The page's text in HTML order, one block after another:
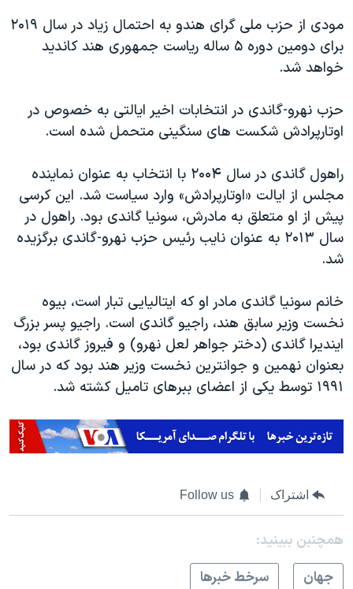
سفر پرزیدنت ترامپ به چین
مودی از حزب ملی گرای هندو به احتمال زیاد در سال ۲۰۱۹
برای دومین دوره ۵ ساله ریاست جمهوری هند کاندید
خواهد شد.
حزب نهرو-گاندی در انتخابات اخیر ایالتی به خصوص در
اوتارپرادش شکست های سنگینی متحمل شده است.
راهول گاندی در سال ۲۰۰۴ با انتخاب به عنوان نماینده
مجلس از ایالت «اوتارپرادش» وارد سیاست شد. این کرسی
پیش از او متعلق به مادرش، سونیا گاندی بود. راهول در
سال ۲۰۱۳ به عنوان نایب رئیس حزب نهرو-گاندی برگزیده
شد.
خانم سونیا گاندی مادر او که ایتالیایی تبار است، بیوه
نخست وزیر سابق هند، راجیو گاندی است. راجیو پسر بزرگ
ایندیرا گاندی (دختر جواهر لعل نهرو) و فیروز گاندی بود،
بعنوان نهمین و جوانترین نخست وزیر هند بود که در سال
۱۹۹۱ توسط یکی از اعضای ببرهای تامیل کشته شد.
اشتراک Follow us
همچنبن ببینید:
جهان
سرخط خبرها